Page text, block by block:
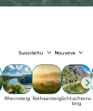
Suositeltu Nouseva
Rheinsteig RothaarsteigSchluchtens
teig